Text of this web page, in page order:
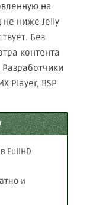
на
не ниже Jelly
Без
контента
Player, BSP
FullHD
и